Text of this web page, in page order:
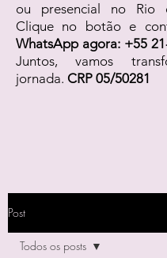
ou presencial no Rio
Clique no botão e
WhatsApp agora: +55
Juntos, vamos
jornada. CRP 05/50281
Post
Todos os posts